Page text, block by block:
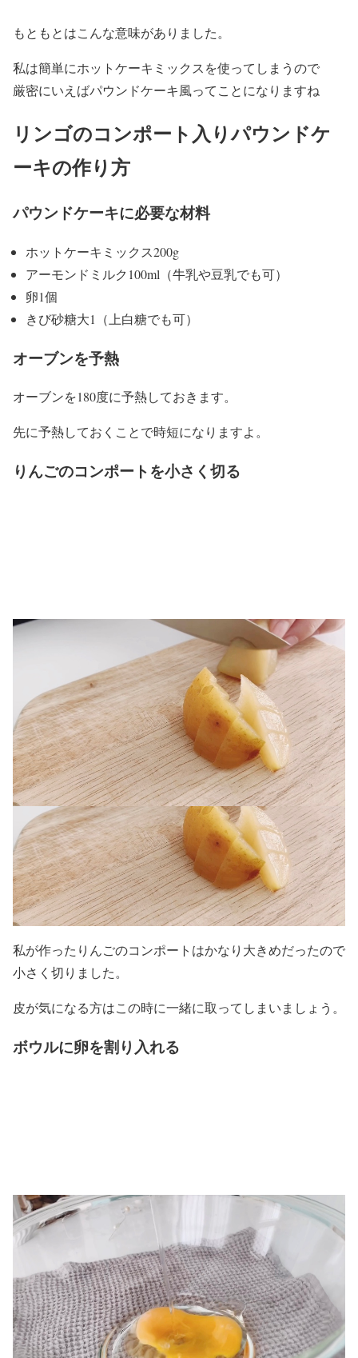
もともとはこんな意味がありました。
私は簡単にホットケーキミックスを使ってしまうので
厳密にいえばパウンドケーキ風ってことになりますね
リンゴのコンポート入りパウンドケ
ーキの作り方
パウンドケーキに必要な材料
ホットケーキミックス200g
アーモンドミルク100ml（牛乳や豆乳でも可）
卵1個
きび砂糖大1（上白糖でも可）
オーブンを予熱
オーブンを180度に予熱しておきます。
先に予熱しておくことで時短になりますよ。
りんごのコンポートを小さく切る
私が作ったりんごのコンポートはかなり大きめだったので
小さく切りました。
皮が気になる方はこの時に一緒に取ってしまいましょう。
ボウルに卵を割り入れる